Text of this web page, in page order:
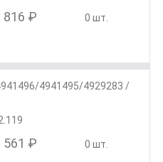
816 ₽ 0 шт.
4941495/4929283 /
561 ₽ 0 шт.